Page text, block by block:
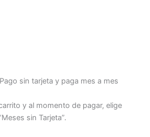
sin tarjeta y paga mes a mes
y al momento de pagar, elige
sin Tarjeta”.